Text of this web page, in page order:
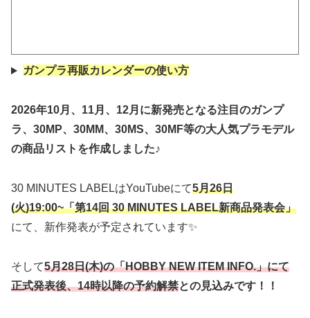
ガンプラ再販カレンダーの使い方
2026年10月、11月、12月に新発売となる注目のガンプ
ラ、30MP、30MM、30MS、30MF等の大人気プラモデル
の商品リストを作成しました♪
30 MINUTES LABELはYouTubeにて5月26日
(火)19:00~「第14回 30 MINUTES LABEL新商品発表会」
にて、新作発表が予定されています✨
そして5月28日(木)の「HOBBY NEW ITEM INFO.」にて
正式発表後、14時以降の予約解禁との見込みです！！